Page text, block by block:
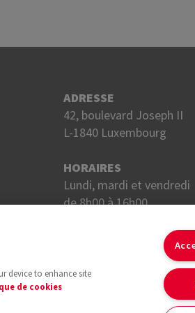
ADRESSE
42, boulevard Joseph II
L-1840 Luxembourg
HORAIRES
Lundi, mardi et vendredi
de 8h00 à 16h00.
device to enhance site
de cookies